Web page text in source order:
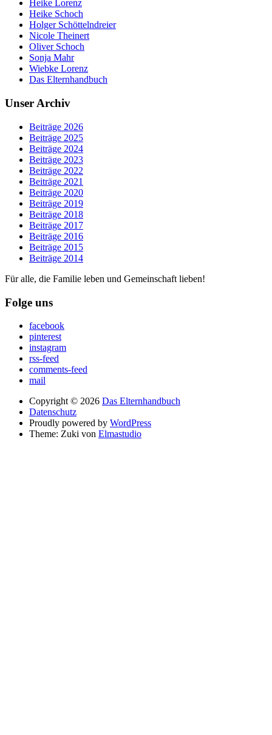
Heike Lorenz
Heike Schoch
Holger Schöttelndreier
Nicole Theinert
Oliver Schoch
Sonja Mahr
Wiebke Lorenz
Das Elternhandbuch
Unser Archiv
Beiträge 2026
Beiträge 2025
Beiträge 2024
Beiträge 2023
Beiträge 2022
Beiträge 2021
Beiträge 2020
Beiträge 2019
Beiträge 2018
Beiträge 2017
Beiträge 2016
Beiträge 2015
Beiträge 2014
Für alle, die Familie leben und Gemeinschaft lieben!
Folge uns
facebook
pinterest
instagram
rss-feed
comments-feed
mail
Copyright © 2026 Das Elternhandbuch
Datenschutz
Proudly powered by WordPress
Theme: Zuki von Elmastudio